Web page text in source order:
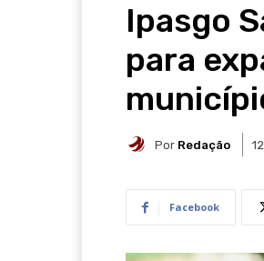
Ipasgo
para
Por Redação
Facebook